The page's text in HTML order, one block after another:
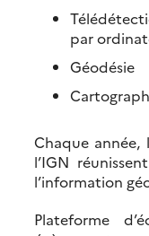
par
Géodésie
Chaque année,
l’IGN
l’information
Plateforme